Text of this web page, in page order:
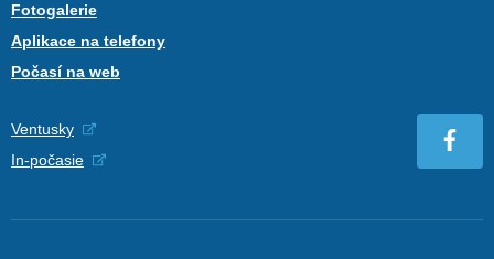
Fotogalerie
Aplikace na telefony
Počasí na web
Ventusky
In-počasie